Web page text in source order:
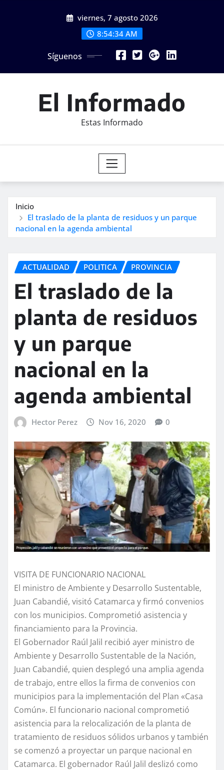
viernes, 7 agosto 2026
8:54:36 AM
Síguenos
El Informado
Estas Informado
Inicio
El traslado de la planta de residuos y un parque
nacional en la agenda ambiental
ACTUALIDAD POLITICA PROVINCIA
El traslado de la
planta de residuos
y un parque
nacional en la
agenda ambiental
Hector Perez Nov 16, 2020 0
VISITA DE FUNCIONARIO NACIONAL
El ministro de Ambiente y Desarrollo Sustentable,
Juan Cabandié, visitó Catamarca y firmó convenios
con los municipios. Comprometió asistencia y
financiamiento para la Provincia.
El Gobernador Raúl Jalil recibió ayer ministro de
Ambiente y Desarrollo Sustentable de la Nación,
Juan Cabandié, quien desplegó una amplia agenda
de trabajo, entre ellos la firma de convenios con
municipios para la implementación del Plan «Casa
Común». El funcionario nacional comprometió
asistencia para la relocalización de la planta de
tratamiento de residuos sólidos urbanos y también
se comenzó a proyectar un parque nacional en
Catamarca. El gobernador Raúl Jalil deslizó como